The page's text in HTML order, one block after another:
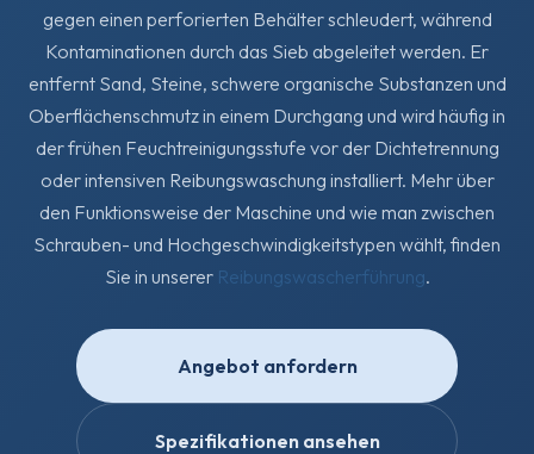
gegen einen perforierten Behälter schleudert, während
Kontaminationen durch das Sieb abgeleitet werden. Er
entfernt Sand, Steine, schwere organische Substanzen und
Oberflächenschmutz in einem Durchgang und wird häufig in
der frühen Feuchtreinigungsstufe vor der Dichtetrennung
oder intensiven Reibungswaschung installiert. Mehr über
den Funktionsweise der Maschine und wie man zwischen
Schrauben- und Hochgeschwindigkeitstypen wählt, finden
Sie in unserer Reibungswascherführung.
Angebot anfordern
Spezifikationen ansehen